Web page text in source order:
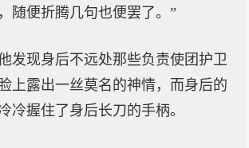
随便折腾几句也便罢了。”
发现身后不远处那些负责使团护卫
上露出一丝莫名的神情，而身后的
冷握住了身后长刀的手柄。